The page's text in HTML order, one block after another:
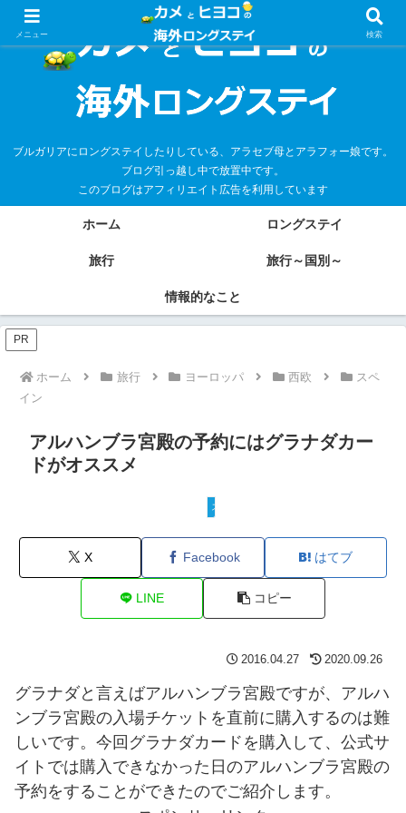
ブルガリアにロングステイしたりしている、アラセブ母とアラフォー娘です。
ブログ引っ越し中で放置中です。
このブログはアフィリエイト広告を利用しています
ホーム ロングステイ
旅行 旅行～国別～
情報的なこと
PR
ホーム 旅行 ヨーロッパ 西欧
スペ
イン
アルハンブラ宮殿の予約にはグラナダカー
ドがオススメ
スペイン
X Facebook はてブ
LINE コピー
2016.04.27 2020.09.26
グラナダと言えばアルハンブラ宮殿ですが、アルハ
ンブラ宮殿の入場チケットを直前に購入するのは難
しいです。今回グラナダカードを購入して、公式サ
イトでは購入できなかった日のアルハンブラ宮殿の
予約をすることができたのでご紹介します。
メニュー 検索